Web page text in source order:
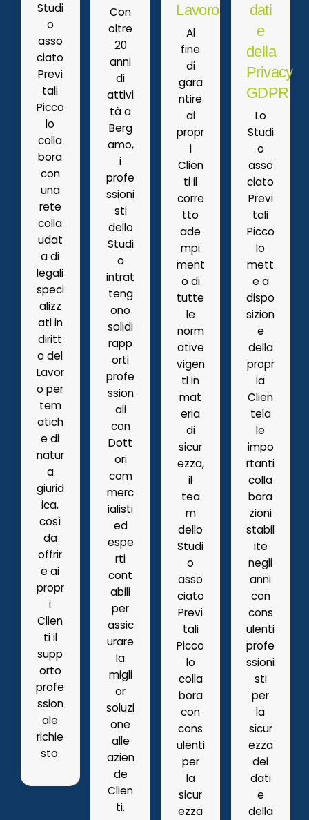
Studi
o
asso
ciato
Previ
tali
Picco
lo
colla
bora
con
una
rete
colla
udat
a di
legali
speci
alizz
ati in
diritt
o del
Lavor
o per
tem
atich
e di
natur
a
giurid
ica,
così
da
offrir
e ai
propr
i
Clien
ti il
supp
orto
profe
ssion
ale
richie
sto.
Con
oltre
20
anni
di
attivi
tà a
Berg
amo,
i
profe
ssioni
sti
dello
Studi
o
intrat
teng
ono
solidi
rapp
orti
profe
ssion
ali
con
Dott
ori
com
merc
ialisti
ed
espe
rti
cont
abili
per
assic
urare
la
migli
or
soluzi
one
alle
azien
de
Clien
ti.
Lavoro
Al
fine
di
gara
ntire
ai
propr
i
Clien
ti il
corre
tto
ade
mpi
ment
o di
tutte
le
norm
ative
vigen
ti in
mat
eria
di
sicur
ezza,
il
tea
m
dello
Studi
o
asso
ciato
Previ
tali
Picco
lo
colla
bora
con
cons
ulenti
per
la
sicur
ezza
dati
e
della
Privacy
GDPR
Lo
Studi
o
asso
ciato
Previ
tali
Picco
lo
mett
e a
dispo
sizion
e
della
propr
ia
Clien
tela
le
impo
rtanti
colla
bora
zioni
stabil
ite
negli
anni
con
cons
ulenti
profe
ssioni
sti
per
la
sicur
ezza
dei
dati
e
della